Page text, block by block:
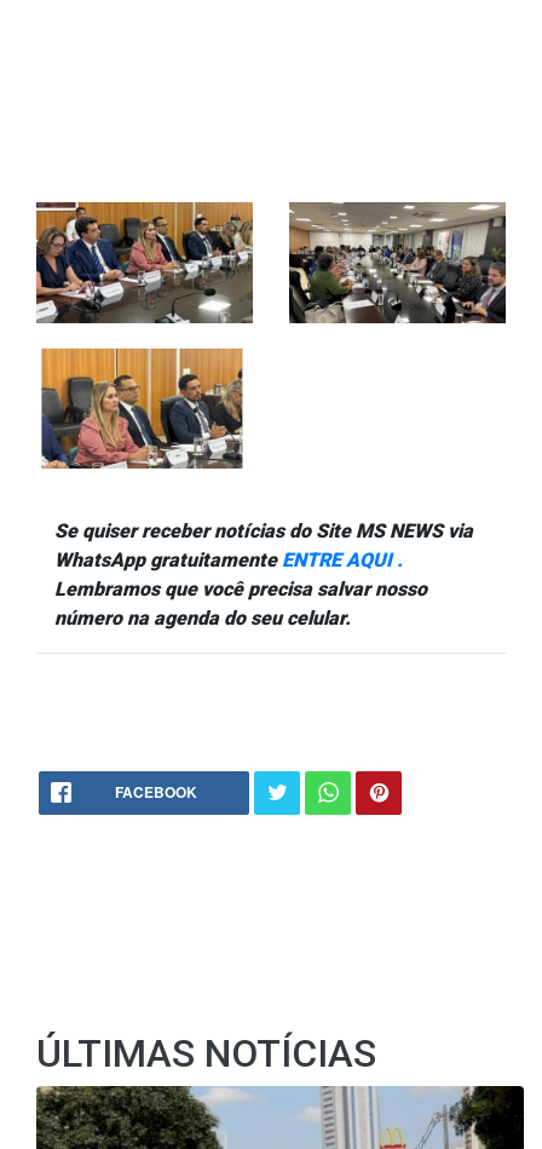
Se quiser receber notícias do Site MS NEWS via
WhatsApp gratuitamente ENTRE AQUI .
Lembramos que você precisa salvar nosso
número na agenda do seu celular.
FACEBOOK
ÚLTIMAS NOTÍCIAS